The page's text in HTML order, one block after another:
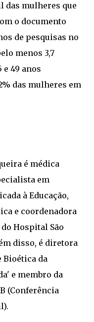
das mulheres que
o documento
de pesquisas no
menos 3,7
49 anos
das mulheres em
é médica
em
à Educação,
e coordenadora
Hospital São
disso, é diretora
da
e membro da
(Conferência